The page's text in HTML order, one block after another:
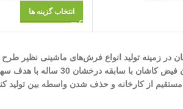
انتخاب گزینه ها
می نماید . شرکت
از کارخانه و حذف شدن واسطه بین تولید